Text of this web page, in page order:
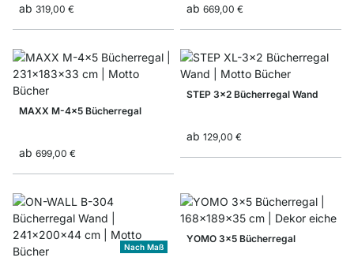
ab 319,00 € ab 669,00 €
MAXX M-4x5 Bücherregal
ab 699,00 €
STEP 3x2 Bücherregal Wand
ab 129,00 €
Nach Maß
YOMO 3x5 Bücherregal